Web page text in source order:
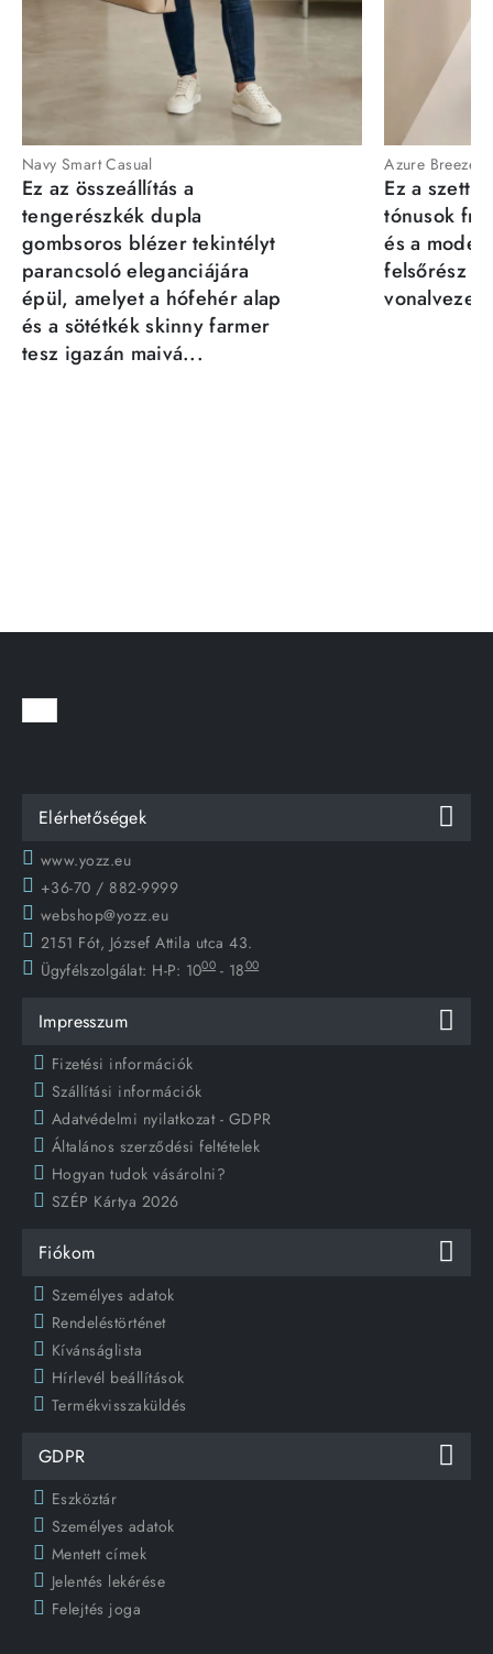
Navy Smart Casual
Ez az összeállítás a
tengerészkék dupla
gombsoros blézer tekintélyt
parancsoló eleganciájára
épül, amelyet a hófehér alap
és a sötétkék skinny farmer
tesz igazán maivá...
Azure Breeze
Ez a szett
tónusok
és a
felsőrész
Elérhetőségek
www.yozz.eu
+36-70 / 882-9999
webshop@yozz.eu
2151 Fót, József Attila utca 43.
Ügyfélszolgálat: H-P: 1000 - 1800
Impresszum
Fizetési információk
Szállítási információk
Adatvédelmi nyilatkozat - GDPR
Általános szerződési feltételek
Hogyan tudok vásárolni?
SZÉP Kártya 2026
Fiókom
Személyes adatok
Rendeléstörténet
Kívánságlista
Hírlevél beállítások
Termékvisszaküldés
GDPR
Eszköztár
Személyes adatok
Mentett címek
Jelentés lekérése
Felejtés joga